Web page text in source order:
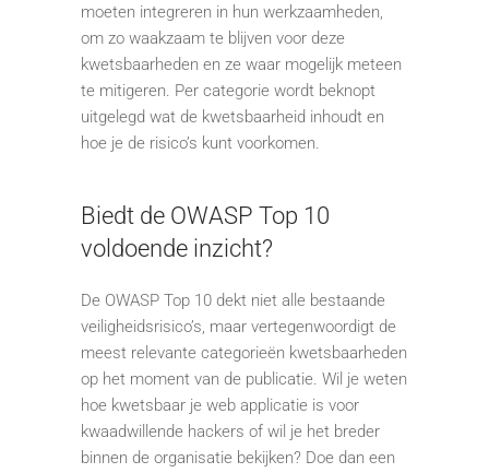
moeten integreren in hun werkzaamheden,
om zo waakzaam te blijven voor deze
kwetsbaarheden en ze waar mogelijk meteen
te mitigeren. Per categorie wordt beknopt
uitgelegd wat de kwetsbaarheid inhoudt en
hoe je de risico’s kunt voorkomen.
Biedt de OWASP Top 10
voldoende inzicht?
De OWASP Top 10 dekt niet alle bestaande
veiligheidsrisico’s, maar vertegenwoordigt de
meest relevante categorieën kwetsbaarheden
op het moment van de publicatie. Wil je weten
hoe kwetsbaar je web applicatie is voor
kwaadwillende hackers of wil je het breder
binnen de organisatie bekijken? Doe dan een